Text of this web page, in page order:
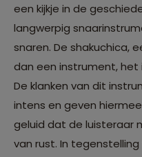
een kijkje in de
langwerpig
snaren. De shakuchica,
dan een instrument,
De klanken van dit
intens en geven
geluid dat de luisteraar
van rust. In